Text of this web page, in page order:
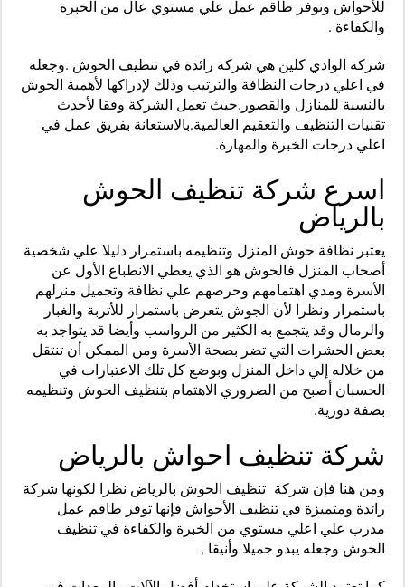
للأحواش وتوفر طاقم عمل علي مستوي عال من الخبرة
والكفاءة .
شركة الوادي كلين هي شركة رائدة في تنظيف الحوش .وجعله
في اعلي درجات النظافة والترتيب وذلك لإدراكها لأهمية الحوش
بالنسبة للمنازل والقصور.حيث تعمل الشركة وفقا لأحدث
تقنيات التنظيف والتعقيم العالمية.بالاستعانة بفريق عمل في
اعلي درجات الخبرة والمهارة.
اسرع شركة تنظيف الحوش
بالرياض
يعتبر نظافة حوش المنزل وتنظيمه باستمرار دليلا علي شخصية
أصحاب المنزل فالحوش هو الذي يعطي الانطباع الأول عن
الأسرة ومدي اهتمامهم وحرصهم علي نظافة وتجميل منزلهم
باستمرار ونظرا لأن الجوش يتعرض باستمرار للأتربة والغبار
والرمال وقد يتجمع به الكثير من الرواسب وأيضا قد يتواجد به
بعض الحشرات التي تضر بصحة الأسرة ومن الممكن أن تنتقل
من خلاله إلي داخل المنزل وبوضع كل تلك الاعتبارات في
الحسبان أصبح من الضروري الاهتمام بتنظيف الحوش وتنظيمه
بصفة دورية.
شركة تنظيف احواش بالرياض
ومن هنا فإن شركة تنظيف الحوش بالرياض نظرا لكونها شركة
رائدة ومتميزة في تنظيف الأحواش فإنها توفر طاقم عمل
مدرب علي اعلي مستوي من الخبرة والكفاءة في تنظيف
الحوش وجعله يبدو جميلا وأنيقا ,